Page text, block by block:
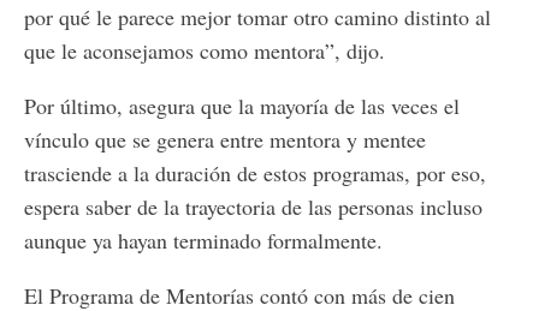
por qué le parece mejor tomar otro camino distinto al
que le aconsejamos como mentora”, dijo.
Por último, asegura que la mayoría de las veces el
vínculo que se genera entre mentora y mentee
trasciende a la duración de estos programas, por eso,
espera saber de la trayectoria de las personas incluso
aunque ya hayan terminado formalmente.
El Programa de Mentorías contó con más de cien